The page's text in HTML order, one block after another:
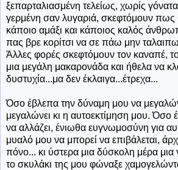
ξεπαρταλιασμένη τελείως, χωρίς
γερμένη σαν λυγαριά, σκεφτόμουν πως
κάποιο αμάξι και κάποιος καλός
πας βρε κορίτσι να σε πάω μην
Άλλες φορές σκεφτόμουν τον καναπέ,
μια μεγάλη μακαρονάδα και ήθελα να
δυστυχία...μα δεν έκλαιγα...έτρεχα...
Όσο έβλεπα την δύναμη μου να
μεγαλώνει κι η αυτοεκτίμηση μου.
να αλλάζει, ένιωθα ευγνωμοσύνη για
μυαλό μου να μπορεί να επιβάλεται,
πόνο... κι ύστερα μια δύσκολη μέρα μια
το σκυλάκι της μου φώναξε